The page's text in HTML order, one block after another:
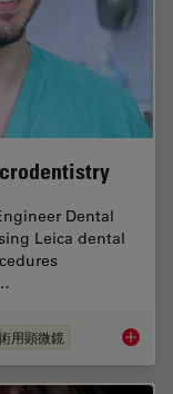
Dental
Leica dental
用顕微鏡